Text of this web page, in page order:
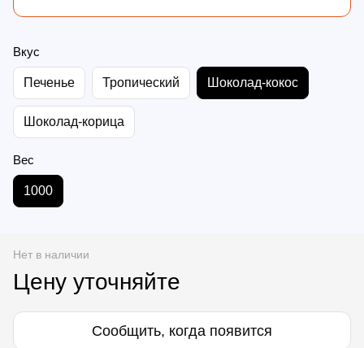
Вкус
Печенье Тропический Шоколад-кокос
Шоколад-корица
Вес
1000
Нет в наличии
Цену уточняйте
Сообщить, когда появится